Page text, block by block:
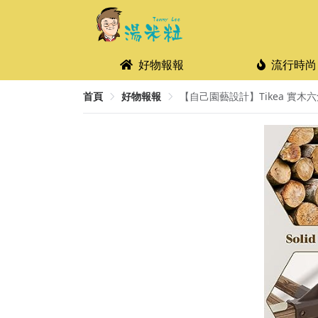
好物報報 流行時尚
首頁 好物報報 【自己園藝設計】Tikea 實木